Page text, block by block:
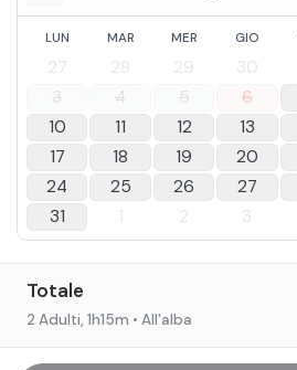
LUN MAR MER GIO
27 28 29 30
3
4 5 6
10
11 12 13
17
18 19 20
24
25 26 27
31
1 2 3
Totale
2 Adulti, 1h15m • All'alba